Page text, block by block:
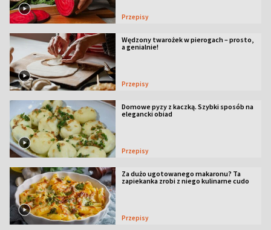
Przepisy
Wędzony twarożek w pierogach – prosto,
a genialnie!
Przepisy
Domowe pyzy z kaczką. Szybki sposób na
elegancki obiad
Przepisy
Za dużo ugotowanego makaronu? Ta
zapiekanka zrobi z niego kulinarne cudo
Przepisy